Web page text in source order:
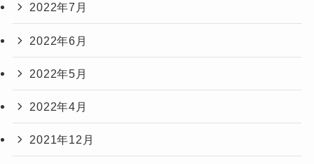
2022年7月
2022年6月
2022年5月
2022年4月
2021年12月